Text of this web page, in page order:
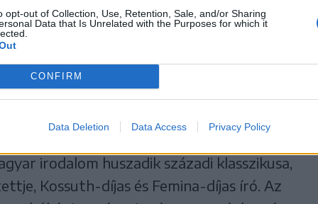
opt-out of Collection, Use, Retention, Sale, and/or Sharing
Data that Is Unrelated with the Purposes for which it
CONFIRM
Data Deletion Data Access Privacy Policy
űrlap a Kájoni János Megyei
Szabó Magda-felolvasómaraton – 2017
Török Edit (tel.: 0753 073
irodalom huszadik századi klasszikusa,
Kossuth-díjas és Femina-díjas író. Az